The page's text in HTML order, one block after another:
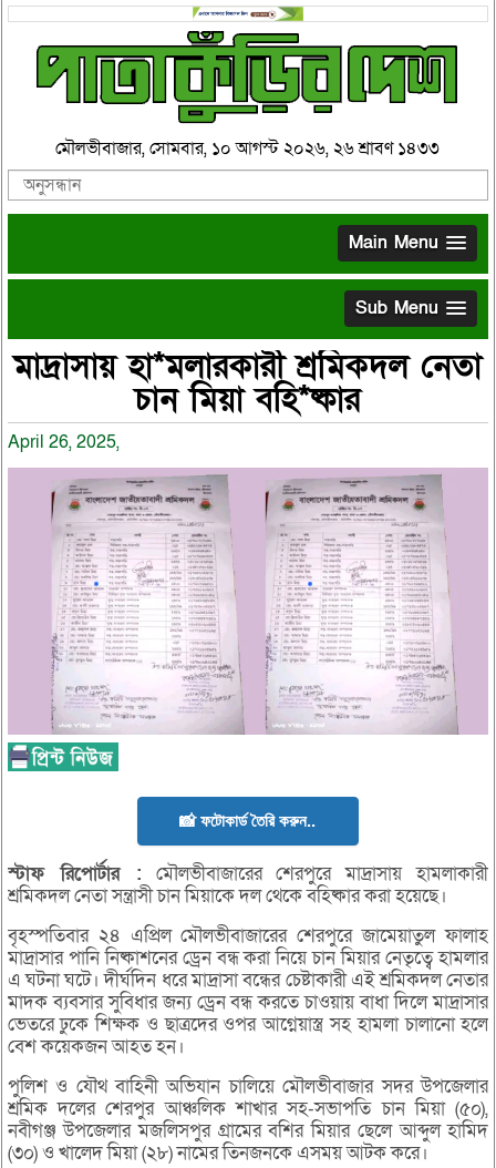
মৌলভীবাজার, সোমবার, ১০ আগস্ট ২০২৬, ২৬ শ্রাবণ ১৪৩৩
Main Menu
Sub Menu
মাদ্রাসায় হা*মলারকারী শ্রমিকদল নেতা
চান মিয়া বহি*ষ্কার
April 26, 2025,
📸 ফটোকার্ড তৈরি করুন..
স্টাফরিপোর্টার : মৌলভীবাজারের শেরপুরে মাদ্রাসায় হামলাকারী
শ্রমিকদল নেতা সন্ত্রাসী চান মিয়াকে দল থেকে বহিষ্কার করা হয়েছে।
বৃহস্পতিবার ২৪ এপ্রিল মৌলভীবাজারের শেরপুরে জামেয়াতুল ফালাহ
মাদ্রাসার পানি নিষ্কাশনের ড্রেন বন্ধ করা নিয়ে চান মিয়ার নেতৃত্বে হামলার
এ ঘটনা ঘটে। দীর্ঘদিন ধরে মাদ্রাসা বন্ধের চেষ্টাকারী এই শ্রমিকদল নেতার
মাদক ব্যবসার সুবিধার জন্য ড্রেন বন্ধ করতে চাওয়ায় বাধা দিলে মাদ্রাসার
ভেতরে ঢুকে শিক্ষক ও ছাত্রদের ওপর আগ্নেয়াস্ত্র সহ হামলা চালানো হলে
বেশ কয়েকজন আহত হন।
পুলিশ ও যৌথ বাহিনী অভিযান চালিয়ে মৌলভীবাজার সদর উপজেলার
শ্রমিক দলের শেরপুর আঞ্চলিক শাখার সহ-সভাপতি চান মিয়া (৫০),
নবীগঞ্জ উপজেলার মজলিসপুর গ্রামের বশির মিয়ার ছেলে আব্দুল হামিদ
(৩০) ও খালেদ মিয়া (২৮) নামের তিনজনকে এসময় আটক করে।